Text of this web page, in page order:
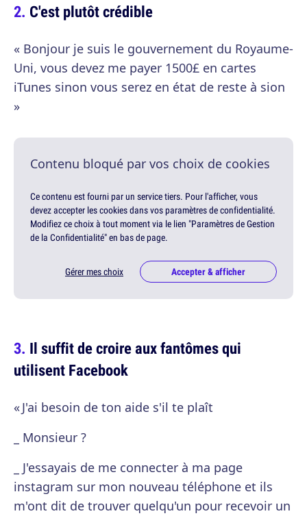
C'est plutôt crédible
« Bonjour je suis le gouvernement du Royaume-
Uni, vous devez me payer 1500£ en cartes
iTunes sinon vous serez en état de reste à sion
»
Contenu bloqué par vos choix de cookies
Ce contenu est fourni par un service tiers. Pour l'afficher, vous
devez accepter les cookies dans vos paramètres de confidentialité.
Modifiez ce choix à tout moment via le lien "Paramètres de Gestion
de la Confidentialité" en bas de page.
Gérer mes choix Accepter & afficher
Il suffit de croire aux fantômes qui
utilisent Facebook
« J'ai besoin de ton aide s'il te plaît
_ Monsieur ?
_ J'essayais de me connecter à ma page
instagram sur mon nouveau téléphone et ils
m'ont dit de trouver quelqu'un pour recevoir un